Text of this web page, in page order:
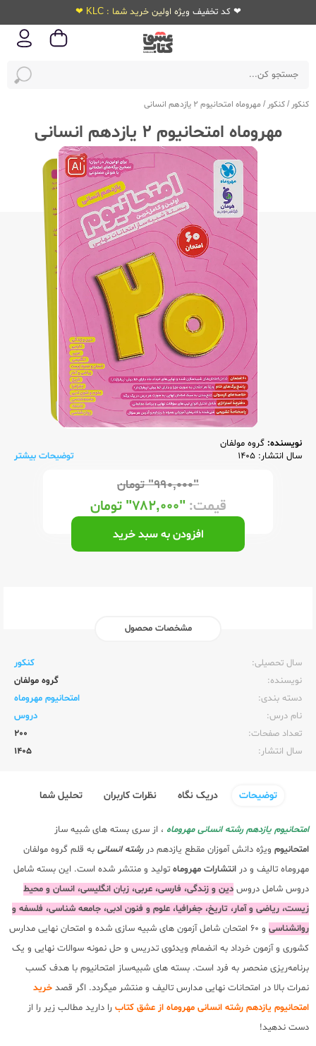
❤ کد تخفیف ویژه اولین خرید شما : KLC ❤
کنکور /کنکور / مهروماه امتحانیوم 2 یازدهم انسانی
مهروماه امتحانیوم 2 یازدهم انسانی
نویسنده: گروه مولفان
سال انتشار: 1405
توضیحات بیشتر
"۹۹۰,۰۰۰" تومان
قیمت:"۷۸۲,۰۰۰" تومان
افزودن به سبد خرید
مشخصات محصول
سال تحصیلی:‌
کنکور
نویسنده:‌
گروه مولفان
دسته بندی:
امتحانیوم مهروماه
نام درس:
دروس
تعداد صفحات:‌
200
سال انتشار:‌
1405
توضیحات دریک نگاه نظرات کاربران تحلیل شما
امتحانیوم یازدهم رشته انسانی مهروماه ، از سری بسته های شبیه ساز
امتحانیوم ویژه دانش آموزان مقطع یازدهم دررشته انسانی به قلم گروه مولفان
مهروماه تالیف و در انتشارات مهروماه تولید و منتشر شده است. این بسته شامل
دروس شامل دروس دین و زندگی، فارسی، عربی، زبان انگلیسی، انسان و محیط
زیست، ریاضی و آمار، تاریخ، جغرافیا، علوم و فنون ادبی، جامعه شناسی، فلسفه و
روانشناسی
و 60 امتحان شامل آزمون های شبیه سازی شده و امتحان نهایی مدارس
کشوری و آزمون خرداد به انضمام ویدئوی تدریس و حل نمونه سوالات نهایی و یک
برنامه‌ریزی منحصر به فرد است. بسته های شبیه‌ساز امتحانیوم با هدف کسب
نمرات بالا در امتحانات نهایی مدارس تالیف و منتشر میگردد. اگر قصد خرید
امتحانیوم یازدهم رشته انسانی مهروماه از عشق کتاب را دارید مطالب زیر را از
دست ندهید!